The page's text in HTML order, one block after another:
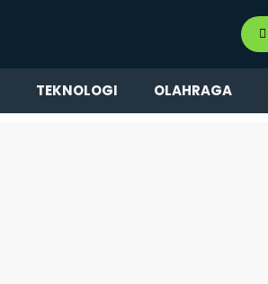
TEKNOLOGI OLAHRAGA